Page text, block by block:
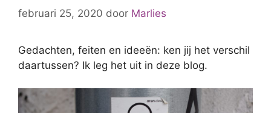
februari 25, 2020 door Marlies
Gedachten, feiten en ideeën: ken jij het verschil
daartussen? Ik leg het uit in deze blog.